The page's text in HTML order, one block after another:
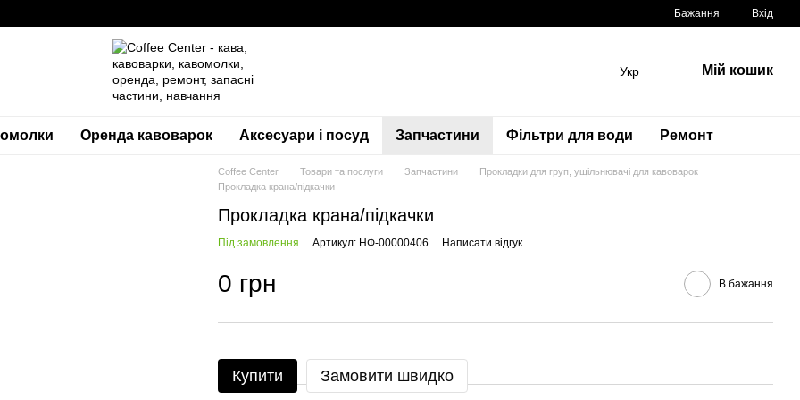
Бажання Вхід
Укр Мій кошик
Оренда кавоварок Аксесуари і посуд Запчастини Фільтри для води Ремонт
Coffee Center Товари та послуги Запчастини
Прокладки для груп, ущільнювачі для кавоварок
Прокладка крана/підкачки
Прокладка крана/підкачки
Під замовлення Артикул: НФ-00000406 Написати відгук
0 грн В бажання
Купити Замовити швидко